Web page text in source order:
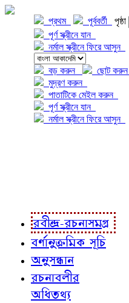
প্রথম পূর্ববর্তী পৃষ্ঠা
পূর্ণ স্ক্রীনে যান
নর্মাল স্ক্রীনে ফিরে আসুন
বড় করুন
ছোট করুন
মুদ্রণ করুন
পাতাটিকে মেইল করুন
পূর্ণ স্ক্রীনে যান
নর্মাল স্ক্রীনে ফিরে আসুন
রবীন্দ্র-রচনাসমগ্র
বর্ণানুক্রমিক সূচি
অনুসন্ধান
রচনাবলীর
অধিতথ্য